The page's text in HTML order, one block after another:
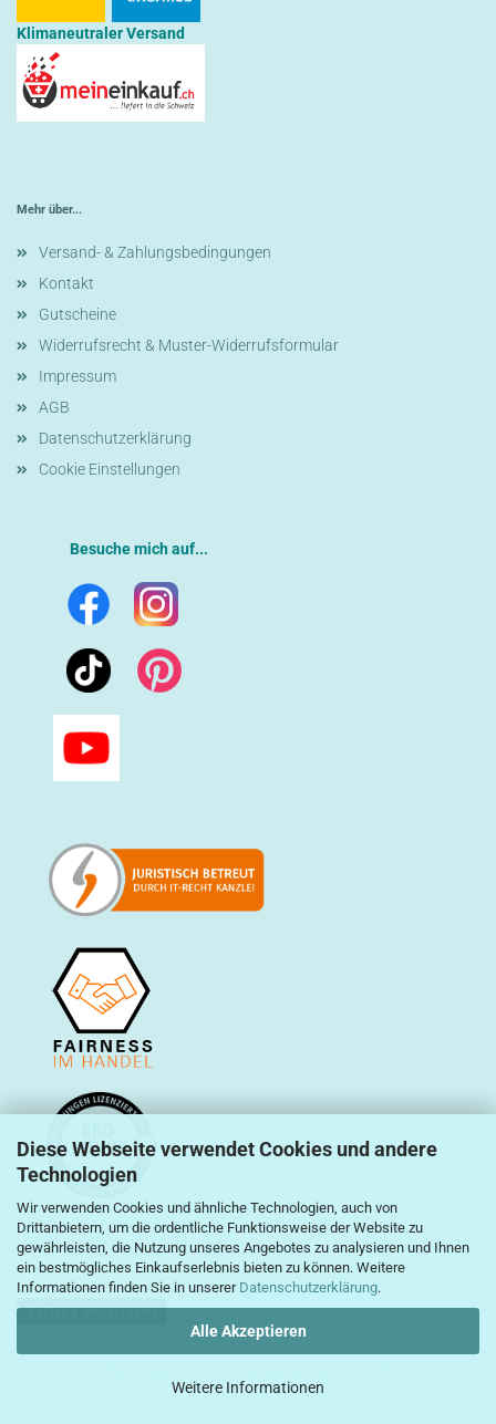
Diese Webseite verwendet Cookies und andere
Technologien
Wir verwenden Cookies und ähnliche Technologien, auch von
Drittanbietern, um die ordentliche Funktionsweise der Website zu
gewährleisten, die Nutzung unseres Angebotes zu analysieren und Ihnen
ein bestmögliches Einkaufserlebnis bieten zu können. Weitere
Informationen finden Sie in unserer Datenschutzerklärung.
Alle Akzeptieren
Weitere Informationen
Klimaneutraler Versand
Mehr über...
Versand- & Zahlungsbedingungen
Kontakt
Gutscheine
Widerrufsrecht & Muster-Widerrufsformular
Impressum
AGB
Datenschutzerklärung
Cookie Einstellungen
Besuche mich auf...
Vertrag widerrufen